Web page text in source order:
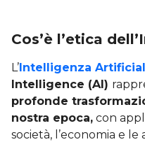
Cos’è l’etica
L’Intelligenza
Intelligence (AI)
profonde
nostra epoca, con
società, l’economia e